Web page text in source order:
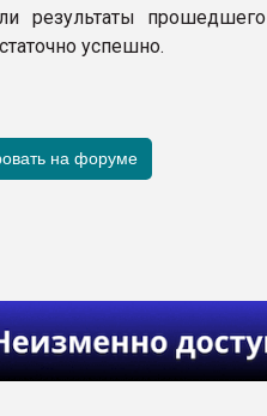
результаты
успешно.